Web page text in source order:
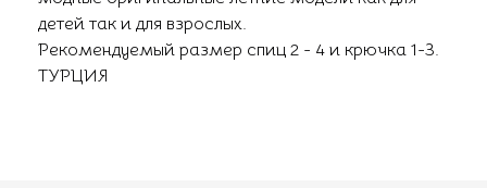
детей так и для взрослых.
Рекомендуемый размер спиц 2 - 4 и крючка 1-3.
ТУРЦИЯ